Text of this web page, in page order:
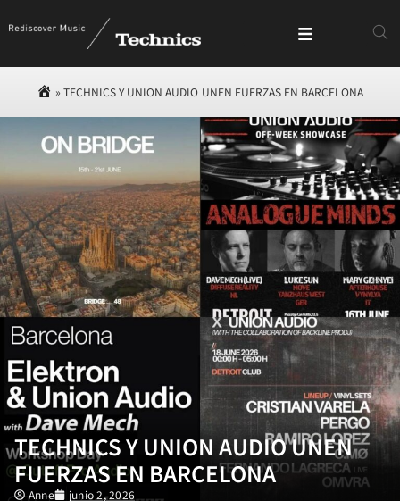
»TECHNICS Y UNION AUDIO UNEN FUERZAS EN BARCELONA
TECHNICS Y UNION AUDIO UNEN
FUERZAS EN BARCELONA
Anne junio 2, 2026